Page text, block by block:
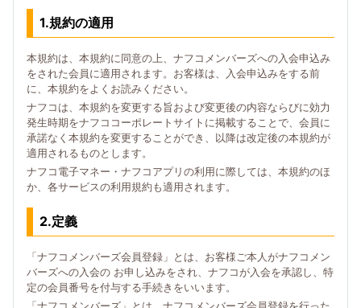
1.規約の適用
本規約は、本規約に同意の上、ナフコメンバーズへの入会申込み
をされた会員に適用されます。お客様は、入会申込みをする前
に、本規約をよくお読みください。
ナフコは、本規約を変更する旨および変更後の内容ならびに効力
発生時期をナフココーポレートサイトに掲載することで、会員に
承諾なく本規約を変更することができ、以降は改定後の本規約が
適用されるものとします。
ナフコ電子マネー・ナフコアプリの利用に際しては、本規約のほ
か、各サービスの利用規約も適用されます。
2.定義
「ナフコメンバーズ会員登録」とは、お客様ご本人がナフコメン
バーズへの入会の お申し込みをされ、ナフコが入会を承認し、特
定の会員番号を付与する手続きをいいます。